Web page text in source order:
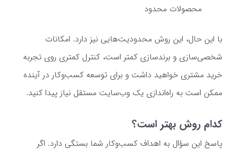
محصولات محدود
با این حال، این روش محدودیت‌هایی نیز دارد. امکانات
شخصی‌سازی و برندسازی کمتر است، کنترل کمتری روی تجربه
خرید مشتری خواهید داشت و برای توسعه کسب‌وکار در آینده
ممکن است به راه‌اندازی یک وب‌سایت مستقل نیاز پیدا کنید.
کدام روش بهتر است؟
پاسخ این سؤال به اهداف کسب‌وکار شما بستگی دارد. اگر